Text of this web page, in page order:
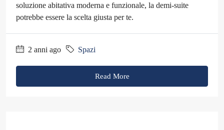
soluzione abitativa moderna e funzionale, la demi-suite
potrebbe essere la scelta giusta per te.
2 anni ago Spazi
Read More